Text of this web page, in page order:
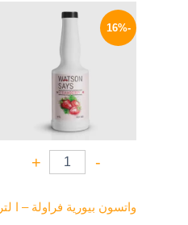
-16%
-
+
واتسون بيورية فراولة – ا لتر
الأصلي